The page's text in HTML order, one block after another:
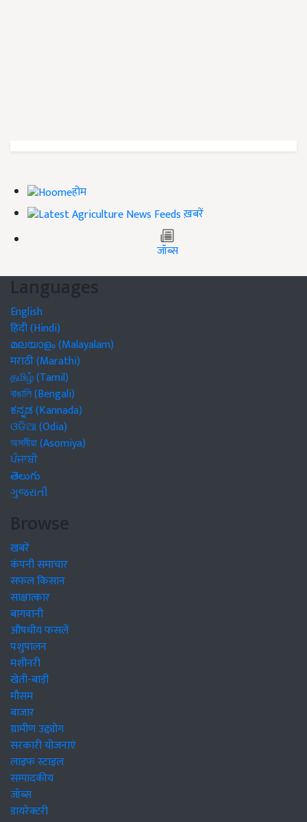
होम
ख़बरें
जॉब्स
Languages
English
हिंदी (Hindi)
മലയാളം (Malayalam)
मराठी (Marathi)
தமிழ் (Tamil)
বাঙালি (Bengali)
ಕನ್ನಡ (Kannada)
ଓଡିଆ (Odia)
অসমীয়া (Asomiya)
ਪੰਜਾਬੀ
తెలుగు
ગુજરાતી
Browse
खबरें
कंपनी समाचार
सफल किसान
साक्षात्कार
बागवानी
औषधीय फसलें
पशुपालन
मशीनरी
खेती-बाड़ी
मौसम
बाजार
ग्रामीण उद्द्योग
सरकारी योजनाएं
लाइफ स्टाइल
सम्पादकीय
जॉब्स
डायरेक्टरी